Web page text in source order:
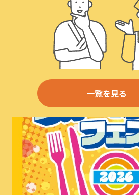
一覧を見る